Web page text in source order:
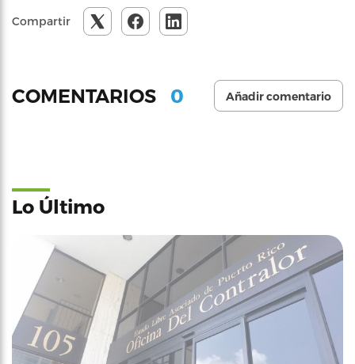
Compartir
COMENTARIOS 0 Añadir comentario
Lo Último